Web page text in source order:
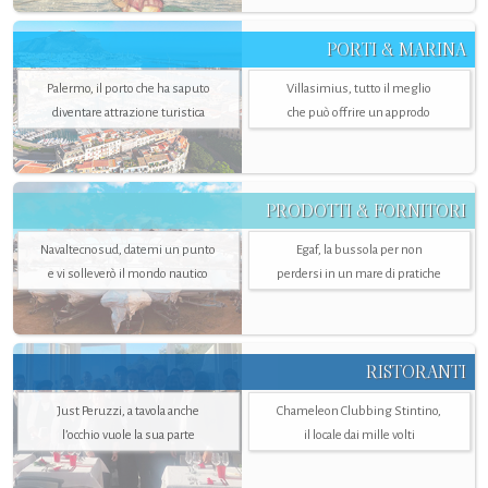
PORTI & MARINA
Palermo, il porto che ha saputo
diventare attrazione turistica
Villasimius, tutto il meglio
che può offrire un approdo
PRODOTTI & FORNITORI
Navaltecnosud, datemi un punto
e vi solleverò il mondo nautico
Egaf, la bussola per non
perdersi in un mare di pratiche
RISTORANTI
Just Peruzzi, a tavola anche
l’occhio vuole la sua parte
Chameleon Clubbing Stintino,
il locale dai mille volti